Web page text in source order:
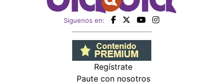
Siguenos en:
Regístrate
Paute con nosotros